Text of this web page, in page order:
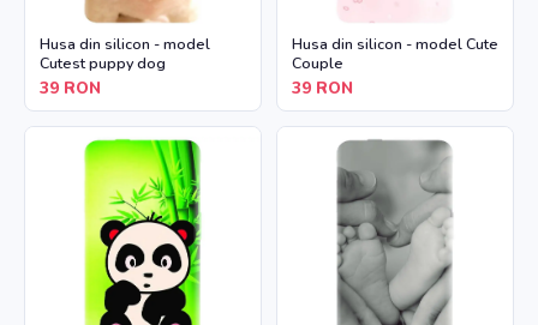
Husa din silicon - model
Cutest puppy dog
39 RON
Husa din silicon - model Cute
Couple
39 RON